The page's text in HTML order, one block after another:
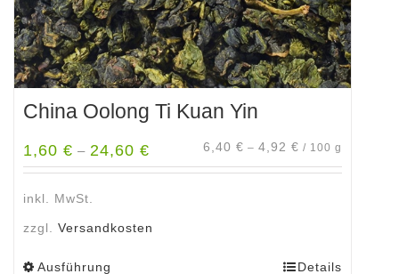
werden
China Oolong Ti Kuan Yin
1,60 € – 24,60 € 6,40 € – 4,92 € / 100 g
inkl. MwSt.
zzgl. Versandkosten
Ausführung Details